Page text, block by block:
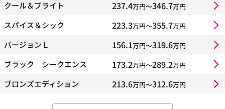
クール＆ブライト 237.4万円〜346.7万円
スパイス＆シック 223.3万円〜355.7万円
バージョンＬ 156.1万円〜319.6万円
ブラック シークエンス 173.2万円〜289.2万円
ブロンズエディション 213.6万円〜312.6万円